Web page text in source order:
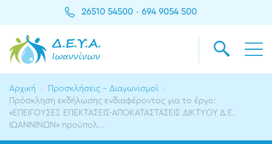
26510 54500 - 694 9054 500
Αρχική
Προσκλήσεις - Διαγωνισμοί
Πρόσκληση εκδήλωσης ενδιαφέροντος για το έργο:
«ΕΠΕΙΓΟΥΣΕΣ ΕΠΕΚΤΑΣΕΙΣ-ΑΠΟΚΑΤΑΣΤΑΣΕΙΣ ΔΙΚΤΥΟΥ Δ.Ε.
ΙΩΑΝΝΙΝΩΝ» προϋπολ...